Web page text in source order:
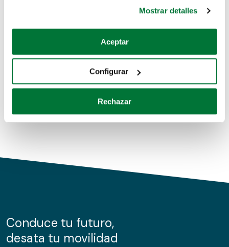
Si lo permite, también quisiéramos:
Recopilar información sobre su ubicación geográfica
Identificar su dispositivo analizándolo activamente
para buscar características específicas (huellas
Obtenga más información sobre cómo se procesan sus
de cookies.
información sobre el uso que haga del sitio web con
nuestros partners de redes sociales, publicidad y análisis
Mostrar detalles
Aceptar
Configurar
Rechazar
Coches de segunda mano
Coches de km0
Conduce tu futuro,
desata tu movilidad